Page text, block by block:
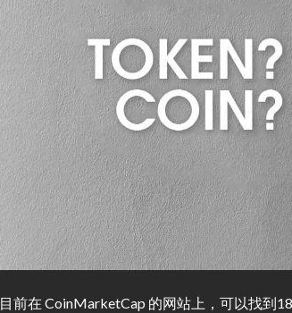
目前在 CoinMarketCap 的网站上，可以找到